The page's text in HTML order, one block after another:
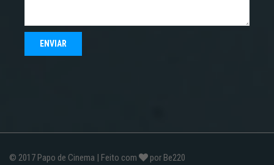
© 2017 Papo de Cinema | Feito com por Be220